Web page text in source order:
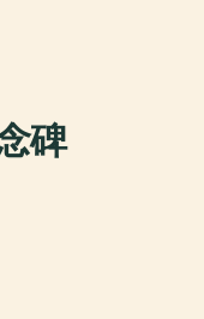
碑